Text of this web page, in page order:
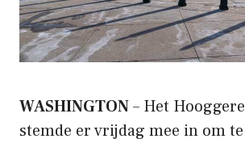
WASHINGTON– Het
stemde er vrijdag mee in om